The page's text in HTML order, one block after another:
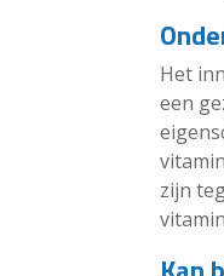
Het
een
zijn